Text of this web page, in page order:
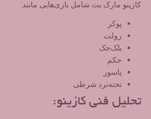
کازینو مارک بت شامل بازی‌هایی مانند:
پوکر
رولت
بلک‌جک
حکم
پاسور
تخته‌نرد شرطی
تحلیل فنی کازینو: